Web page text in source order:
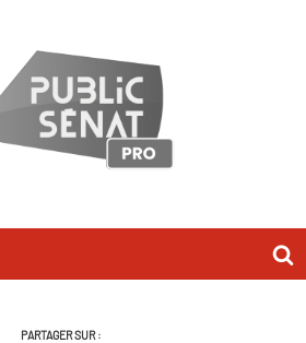
(2).jpg
PARTAGER SUR :